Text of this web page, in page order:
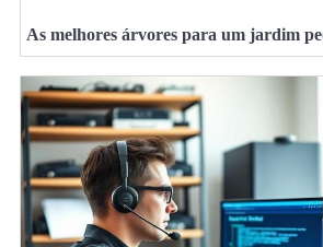
As melhores árvores para um jardim